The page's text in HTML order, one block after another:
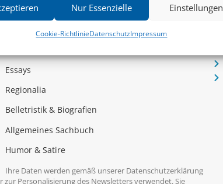
Nur Essenzielle Einstellungen
Cookie-RichtlinieDatenschutzImpressum
Allgemein
Essays
Regionalia
Belletristik & Biografien
Allgemeines Sachbuch
Humor & Satire
Ihre Daten werden gemäß unserer Datenschutzerklärung
zur Personalisierung des Newsletters verwendet. Sie